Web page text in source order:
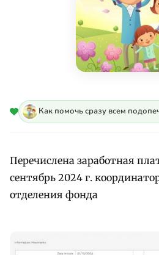
Как помочь сразу всем
Перечислена заработная
сентябрь 2024 г.
отделения фонда